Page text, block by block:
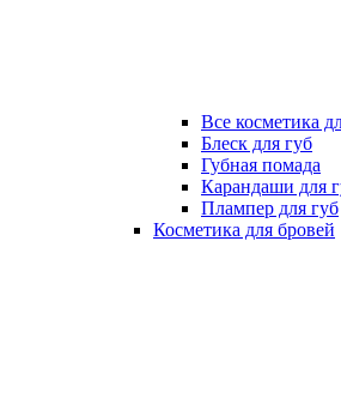
Все косметика
Блеск для губ
Губная помада
Карандаши для
Плампер для губ
Косметика для бровей